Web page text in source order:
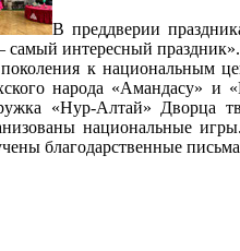
В преддверии
интересный
к национальным
народа «Амандасу»
«Нур-Алтай» Дворца
национальные
благодарственные